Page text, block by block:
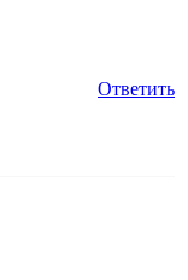
Ответить